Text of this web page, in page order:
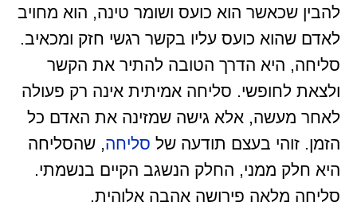
להבין שכאשר הוא כועס ושומר טינה, הוא מחויב
לאדם שהוא כועס עליו בקשר רגשי חזק ומכאיב.
סליחה, היא הדרך הטובה להתיר את הקשר
ולצאת לחופשי. סליחה אמיתית אינה רק פעולה
לאחר מעשה, אלא גישה שמזינה את האדם כל
הזמן. זוהי בעצם תודעה של סליחה, שהסליחה
היא חלק ממני, החלק הנשגב הקיים בנשמתי.
סליחה מלאה פירושה אהבה אלוהית.